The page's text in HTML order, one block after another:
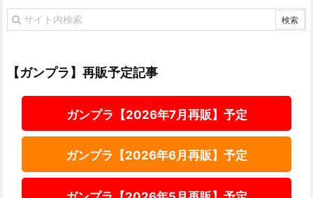
【ガンプラ】再販予定記事
ガンプラ【2026年7月再販】予定
ガンプラ【2026年6月再販】予定